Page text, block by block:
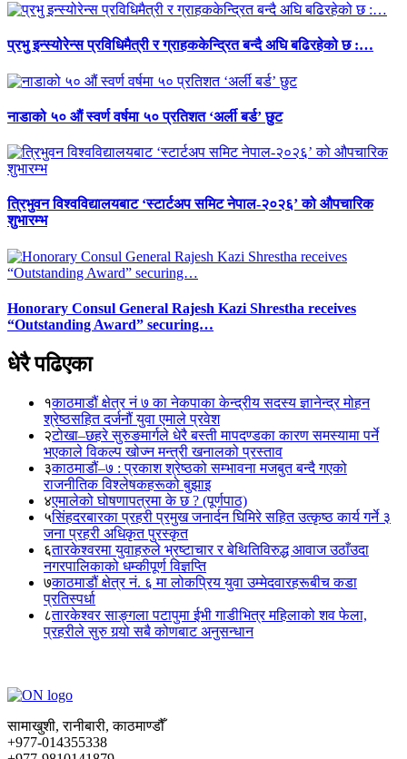
प्रभु इन्स्योरेन्स प्रविधिमैत्री र ग्राहककेन्द्रित बन्दै अघि बढिरहेको छ :…
नाडाको ५० औं स्वर्ण वर्षमा ५० प्रतिशत ‘अर्ली बर्ड’ छुट
त्रिभुवन विश्वविद्यालयबाट ‘स्टार्टअप समिट नेपाल-२०२६’ को औपचारिक
शुभारम्भ
Honorary Consul General Rajesh Kazi Shrestha receives
“Outstanding Award” securing…
धेरै पढिएका
१काठमाडौं क्षेत्र नं ७ का नेकपाका केन्द्रीय सदस्य ज्ञानेन्द्र मोहन
श्रेष्ठसहित दर्जनौं युवा एमाले प्रवेश
२टोखा–छहरे सुरुङमार्गले धेरै बस्ती मापदण्डका कारण समस्यामा पर्ने
भएकाले विकल्प खोज्न मन्त्री खनालको प्रस्ताव
३काठमाडौं–७ : प्रकाश श्रेष्ठको सम्भावना मजबुत बन्दै गएको
राजनीतिक विश्लेषकहरूको बुझाइ
४एमालेको घोषणापत्रमा के छ ? (पूर्णपाठ)
५सिंहदरबारका प्रहरी प्रमुख जनार्दन घिमिरे सहित उत्कृष्ठ कार्य गर्ने ३
जना प्रहरी अधिकृत पुरस्कृत
६तारकेश्वरमा युवाहरुले भ्रष्टाचार र बेथितिविरुद्ध आवाज उठाँउदा
नगरपालिकाको धम्कीपूर्ण विज्ञप्ति
७काठमाडौं क्षेत्र नं. ६ मा लोकप्रिय युवा उम्मेदवारहरूबीच कडा
प्रतिस्पर्धा
८तारकेश्वर साङ्गला पटापुमा ईभी गाडीभित्र महिलाको शव फेला,
प्रहरीले सुरु गर्‍यो सबै कोणबाट अनुसन्धान
सामाखुशी, रानीबारी, काठमाण्डौँ
+977-014355338